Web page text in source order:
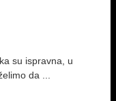
su ispravna, u
da ...